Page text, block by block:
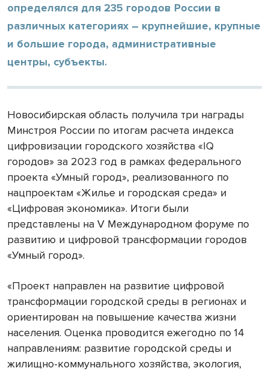
определялся для 235 городов России в
различных категориях – крупнейшие, крупные
и большие города, административные
центры, субъекты.
Новосибирская область получила три награды
Минстроя России по итогам расчета индекса
цифровизации городского хозяйства «IQ
городов» за 2023 год в рамках федерального
проекта «Умный город», реализованного по
нацпроектам «Жилье и городская среда» и
«Цифровая экономика». Итоги были
представлены на V Международном форуме по
развитию и цифровой трансформации городов
«Умный город».
«Проект направлен на развитие цифровой
трансформации городской среды в регионах и
ориентирован на повышение качества жизни
населения. Оценка проводится ежегодно по 14
направлениям: развитие городской среды и
жилищно-коммунального хозяйства, экология,